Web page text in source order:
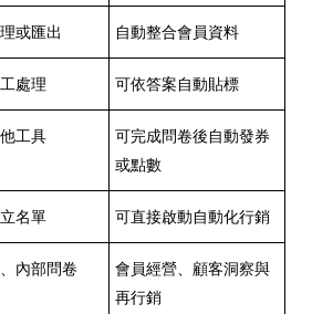
或匯出 自動整合會員資料
處理 可依答案自動貼標
工具
可完成問卷後自動發券
或點數
名單 可直接啟動自動化行銷
內部問卷
會員經營、顧客洞察與
再行銷